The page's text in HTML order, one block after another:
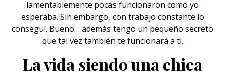
lamentablemente pocas funcionaron como yo
esperaba. Sin embargo, con trabajo constante lo
conseguí. Bueno… además tengo un pequeño secreto
que tal vez también te funcionará a ti.
La vida siendo una chica